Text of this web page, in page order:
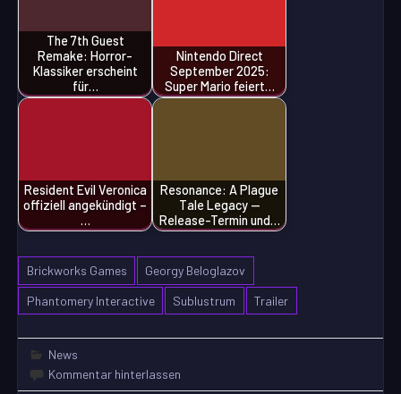
The 7th Guest
Remake: Horror-
Klassiker erscheint
für…
Nintendo Direct
September 2025:
Super Mario feiert…
Resident Evil Veronica
offiziell angekündigt –
…
Resonance: A Plague
Tale Legacy —
Release-Termin und…
Brickworks Games
Georgy Beloglazov
Phantomery Interactive
Sublustrum Trailer
News
Kommentar hinterlassen